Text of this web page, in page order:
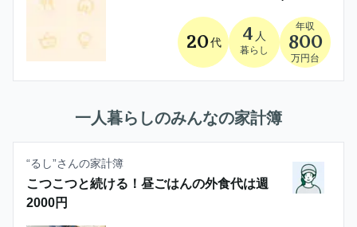
20代 4 人
暮らし
年収
800
万円台
一人暮らしのみんなの家計簿
“るし”さんの家計簿
こつこつと続ける！昼ごはんの外食代は週
2000円